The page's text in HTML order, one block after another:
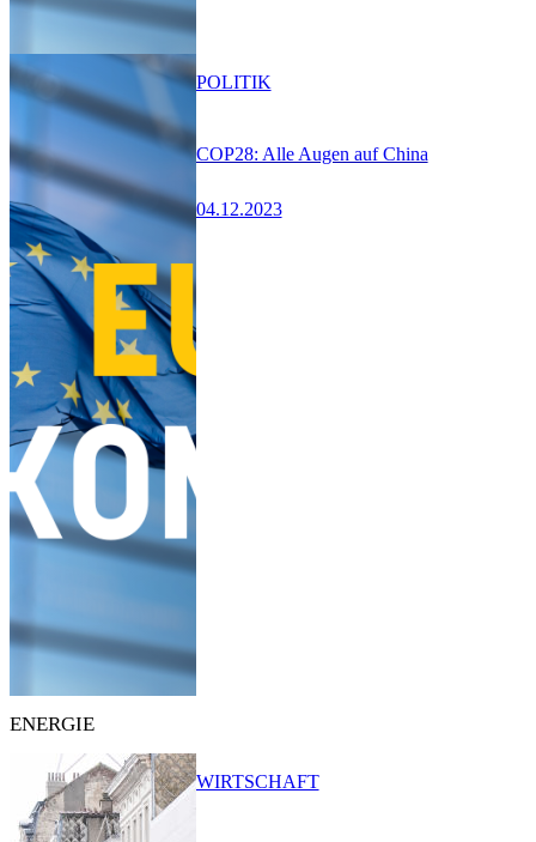
COP28: Alle Augen auf China
04.12.2023
POLITIK
ENERGIE
WIRTSCHAFT